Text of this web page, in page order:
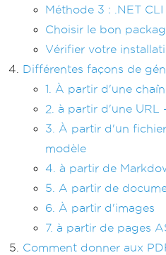
Méthode 3 : .NET
Choisir le bon
Vérifier votre
Différentes façons de
1. À partir d'une
2. à partir d'une
3. À partir d'un
modèle
4. à partir de
5. A partir de
6. À partir d'images
7. à partir de pages
Comment donner aux